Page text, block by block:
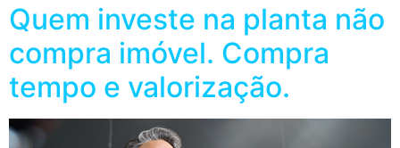
Quem investe na planta não
compra imóvel. Compra
tempo e valorização.